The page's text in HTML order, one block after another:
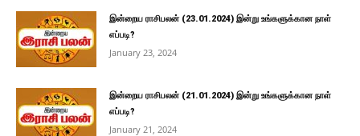
இன்றைய ராசிபலன் (23.01.2024) இன்று உங்களுக்கான நாள்
எப்படி?
January 23, 2024
இன்றைய ராசிபலன் (21.01.2024) இன்று உங்களுக்கான நாள்
எப்படி?
January 21, 2024